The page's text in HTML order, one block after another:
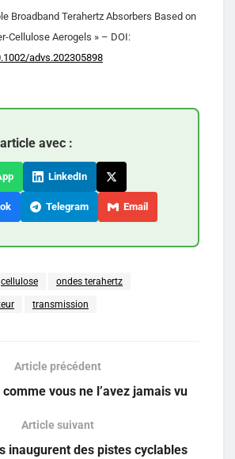
Broadband Terahertz Absorbers Based on
Cellulose Aerogels » – DOI:
advs.202305898
avec :
LinkedIn
Telegram Email
cellulose ondes terahertz
transmission
Article précédent
comme vous ne l’avez jamais vu
Article suivant
inaugurent des pistes cyclables